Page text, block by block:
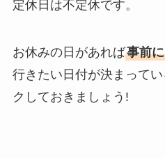
定休日は不定休です。
お休みの日があれば事前
行きたい日付が決まって
クしておきましょう!